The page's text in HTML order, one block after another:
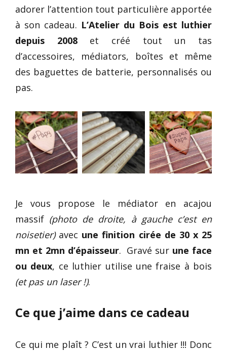
adorer l’attention tout particulière apportée
à son cadeau. L’Atelier du Bois est luthier
depuis 2008et créé tout un tas
d’accessoires, médiators, boîtes et même
des baguettes de batterie, personnalisés ou
pas.
Je vous propose le médiator en acajou
massif (photo de droite, à gauche c’est en
noisetier)avec une finition cirée de 30 x 25
mn et 2mn d’épaisseur. Gravé sur une face
ou deux, ce luthier utilise une fraise à bois
(et pas un laser !).
Ce que j’aime dans ce cadeau
Ce qui me plaît ? C’est un vrai luthier !!! Donc